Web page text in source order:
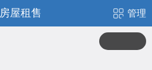
房屋租售 管理